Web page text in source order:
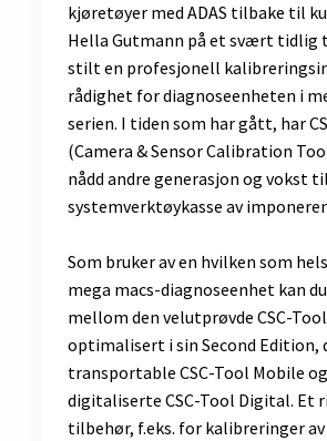
kjøretøyer med ADAS tilbake til
Hella Gutmann på et svært tidlig
stilt en profesjonell
rådighet for diagnoseenheten i
serien. I tiden som har gått, har
(Camera & Sensor Calibration
nådd andre generasjon og vokst
systemverktøykasse av
Som bruker av en hvilken som
mega macs-diagnoseenhet kan
mellom den velutprøvde CSC-
optimalisert i sin Second Edition,
transportable CSC-Tool Mobile
digitaliserte CSC-Tool Digital. Et
tilbehør, f.eks. for kalibreringer